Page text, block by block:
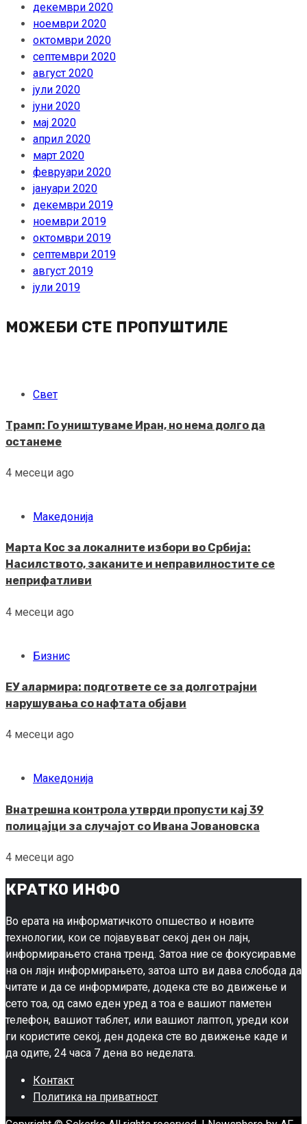
декември 2020
ноември 2020
октомври 2020
септември 2020
август 2020
јули 2020
јуни 2020
мај 2020
април 2020
март 2020
февруари 2020
јануари 2020
декември 2019
ноември 2019
октомври 2019
септември 2019
август 2019
јули 2019
МОЖЕБИ СТЕ ПРОПУШТИЛЕ
Свет
Трамп: Го уништуваме Иран, но нема долго да
останеме
4 месеци ago
Македонија
Марта Кос за локалните избори во Србија:
Насилството, заканите и неправилностите се
неприфатливи
4 месеци ago
Бизнис
ЕУ алармира: подгответе се за долготрајни
нарушувања со нафтата објави
4 месеци ago
Македонија
Внатрешна контрола утврди пропусти кај 39
полицајци за случајот со Ивана Јовановска
4 месеци ago
КРАТКО ИНФО
Во ерата на информатичкото опшество и новите
технологии, кои се појавувват секој ден он лајн,
информирањето стана тренд. Затоа ние се фокусиравме
на он лајн информирањето, затоа што ви дава слобода да
читате и да се информирате, додека сте во движење и
сето тоа, од само еден уред а тоа е вашиот паметен
телефон, вашиот таблет, или вашиот лаптоп, уреди кои
ги користите секој, ден додека сте во движење каде и
да одите, 24 часа 7 дена во неделата.
Контакт
Политика на приватност